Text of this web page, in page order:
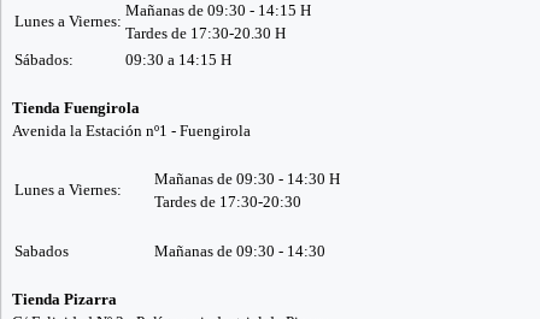
Lunes a Viernes:
Mañanas de 09:30 - 14:15 H
Tardes de 17:30-20.30 H
Sábados:
09:30 a 14:15 H
Tienda Fuengirola
Avenida la Estación nº1 - Fuengirola
Lunes a Viernes:
Mañanas de 09:30 - 14:30 H
Tardes de 17:30-20:30
Sabados Mañanas de 09:30 - 14:30
Tienda Pizarra